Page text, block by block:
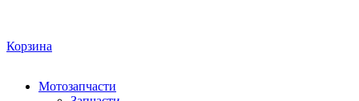
Корзина
Мотозапчасти